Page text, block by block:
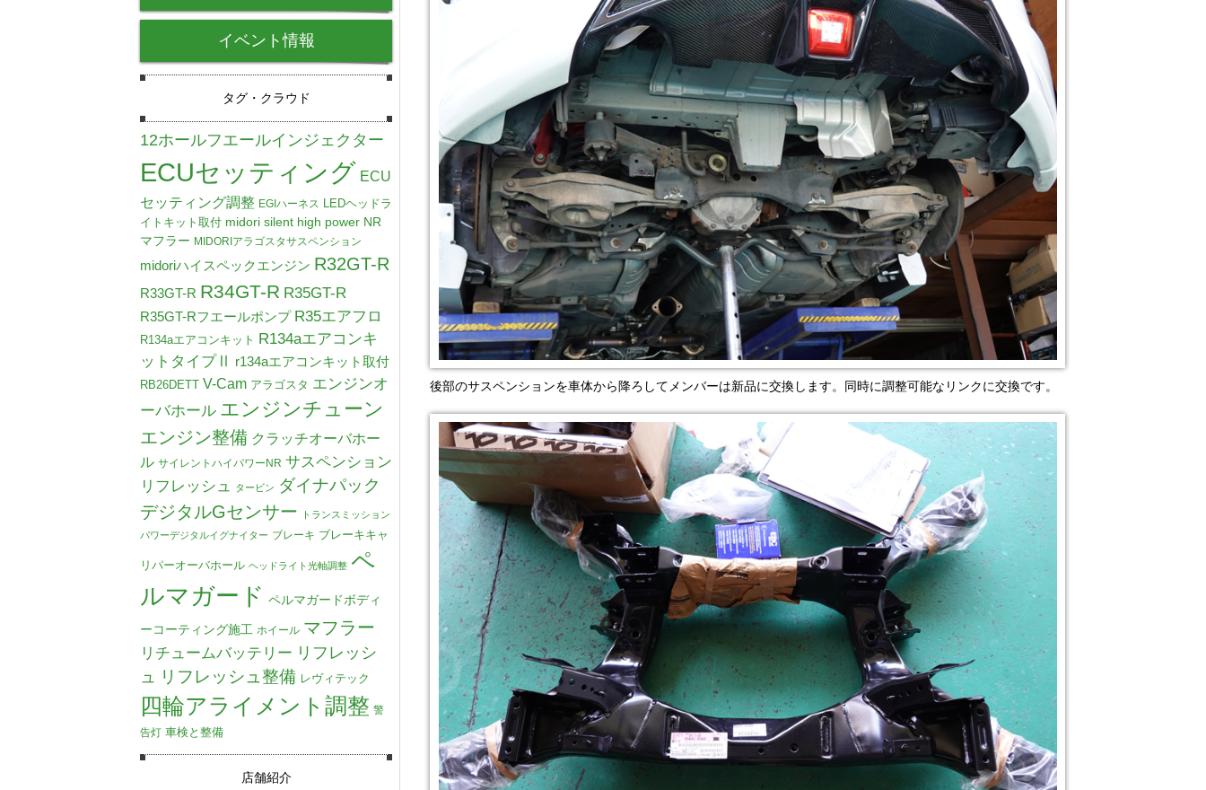
後部のサスペンションを車体から降ろしてメンバーは新品に交換します。同時に調整可能なリンクに交換です。
イベント情報
タグ・クラウド
12ホールフエールインジェクター
ECUセッティング ECU
セッティング調整 EGIハーネス LEDヘッドラ
イトキット取付 midori silent high power NR
マフラー MIDORIアラゴスタサスペンション
midoriハイスペックエンジン R32GT-R
R33GT-R R34GT-R R35GT-R
R35GT-Rフエールポンプ R35エアフロ
R134aエアコンキット R134aエアコンキ
ットタイプⅡ
r134aエアコンキット取付
RB26DETT V-Cam アラゴスタ エンジンオ
ーバホール エンジンチューン
エンジン整備 クラッチオーバホー
ル サイレントハイパワーNR サスペンション
リフレッシュ
タービン ダイナパック
デジタルGセンサー
トランスミッション
パワーデジタルイグナイター ブレーキ ブレーキキャ
リパーオーバホール ヘッドライト光軸調整 ペ
ルマガード ペルマガードボディ
ーコーティング施工 ホイール マフラー
リチュームバッテリー リフレッシ
ュ
リフレッシュ整備 レヴィテック
四輪アライメント調整 警
告灯 車検と整備
店舗紹介